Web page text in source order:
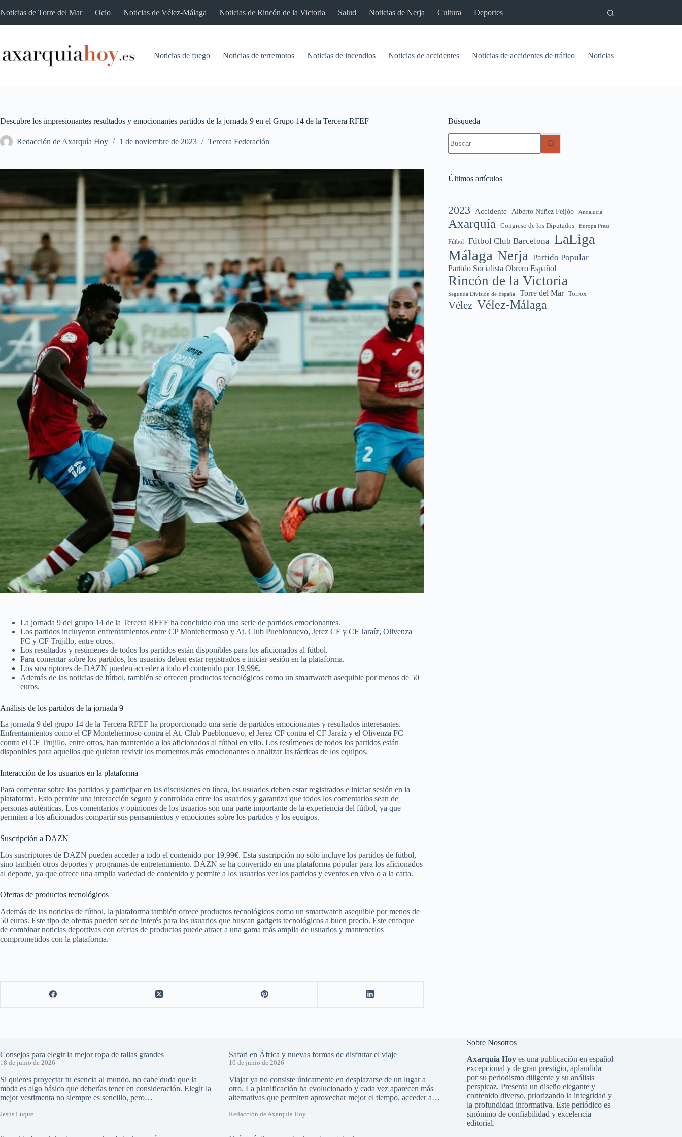
al
Noticias de Torre del Mar Ocio Noticias de Vélez-Málaga Noticias de Rincón de la Victoria Salud Noticias de Nerja Cultura Deportes
Noticias de fuego Noticias de terremotos Noticias de incendios Noticias de accidentes Noticias de accidentes de tráfico Noticias del pantano de
Descubre los impresionantes resultados y emocionantes partidos de la jornada 9 en el Grupo 14 de la Tercera RFEF
Redacción de Axarquía Hoy 1 de noviembre de 2023 Tercera Federación
La jornada 9 del grupo 14 de la Tercera RFEF ha concluido con una serie de partidos emocionantes.
Los partidos incluyeron enfrentamientos entre CP Montehermoso y At. Club Pueblonuevo, Jerez CF y CF Jaraíz, Olivenza
FC y CF Trujillo, entre otros.
Los resultados y resúmenes de todos los partidos están disponibles para los aficionados al fútbol.
Para comentar sobre los partidos, los usuarios deben estar registrados e iniciar sesión en la plataforma.
Los suscriptores de DAZN pueden acceder a todo el contenido por 19,99€.
Además de las noticias de fútbol, también se ofrecen productos tecnológicos como un smartwatch asequible por menos de 50
euros.
Análisis de los partidos de la jornada 9
La jornada 9 del grupo 14 de la Tercera RFEF ha proporcionado una serie de partidos emocionantes y resultados interesantes.
Enfrentamientos como el CP Montehermoso contra el At. Club Pueblonuevo, el Jerez CF contra el CF Jaraíz y el Olivenza FC
contra el CF Trujillo, entre otros, han mantenido a los aficionados al fútbol en vilo. Los resúmenes de todos los partidos están
disponibles para aquellos que quieran revivir los momentos más emocionantes o analizar las tácticas de los equipos.
Interacción de los usuarios en la plataforma
Para comentar sobre los partidos y participar en las discusiones en línea, los usuarios deben estar registrados e iniciar sesión en la
plataforma. Esto permite una interacción segura y controlada entre los usuarios y garantiza que todos los comentarios sean de
personas auténticas. Los comentarios y opiniones de los usuarios son una parte importante de la experiencia del fútbol, ya que
permiten a los aficionados compartir sus pensamientos y emociones sobre los partidos y los equipos.
Suscripción a DAZN
Los suscriptores de DAZN pueden acceder a todo el contenido por 19,99€. Esta suscripción no sólo incluye los partidos de fútbol,
sino también otros deportes y programas de entretenimiento. DAZN se ha convertido en una plataforma popular para los aficionados
al deporte, ya que ofrece una amplia variedad de contenido y permite a los usuarios ver los partidos y eventos en vivo o a la carta.
Ofertas de productos tecnológicos
Además de las noticias de fútbol, la plataforma también ofrece productos tecnológicos como un smartwatch asequible por menos de
50 euros. Este tipo de ofertas pueden ser de interés para los usuarios que buscan gadgets tecnológicos a buen precio. Este enfoque
de combinar noticias deportivas con ofertas de productos puede atraer a una gama más amplia de usuarios y mantenerlos
comprometidos con la plataforma.
Búsqueda
resultados
Últimos artículos
2023 Accidente Alberto Núñez Feijóo Andalucía
Axarquía Congreso de los Diputados Europa Press
Fútbol Fútbol Club Barcelona LaLiga
Málaga Nerja Partido Popular
Partido Socialista Obrero Español
Rincón de la Victoria
Segunda División de España Torre del Mar Torrox
Vélez Vélez-Málaga
Consejos para elegir la mejor ropa de tallas grandes
18 de junio de 2026
Si quieres proyectar tu esencia al mundo, no cabe duda que la
moda es algo básico que deberías tener en consideración. Elegir la
mejor vestimenta no siempre es sencillo, pero…
Jesús Luque
Safari en África y nuevas formas de disfrutar el viaje
10 de junio de 2026
Viajar ya no consiste únicamente en desplazarse de un lugar a
otro. La planificación ha evolucionado y cada vez aparecen más
alternativas que permiten aprovechar mejor el tiempo, acceder a…
Redacción de Axarquía Hoy
Sobre Nosotros
Axarquia Hoyes una publicación en español
excepcional y de gran prestigio, aplaudida
por su periodismo diligente y su análisis
perspicaz. Presenta un diseño elegante y
contenido diverso, priorizando la integridad y
la profundidad informativa. Este periódico es
sinónimo de confiabilidad y excelencia
editorial.